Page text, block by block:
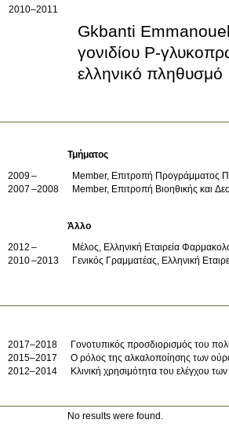
2010–2011
Gkbanti
γονιδίου Ρ-
ελληνικό πληθυσμό
Τμήματος
2009
Member, Επιτροπή Προγράμματος
2007
2008 Member, Επιτροπή Βιοηθικής και
Άλλο
2012
Μέλος, Ελληνική Εταιρεία
2010
2013 Γενικός Γραμματέας, Ελληνική
2017–2018
Γονοτυπικός προσδιορισμός του
2015–2017
Ο ρόλος της αλκαλοποίησης των
2012–2014
Κλινική χρησιμότητα του ελέγχου
No results were found.